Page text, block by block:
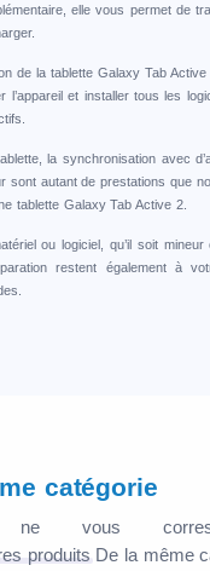
elle vous permet de
de la tablette Galaxy Tab
l’appareil et installer tous les
la synchronisation avec
sont autant de prestations que
tablette Galaxy Tab Active 2.
ou logiciel, qu’il soit
restent également à
catégorie
ne vous
produits De la même